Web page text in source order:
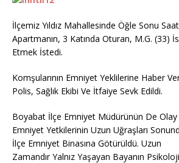
İlçemiz Yıldız Mahallesinde Öğle Sonu
Apartmanın, 3 Katında Oturan, M.G. (33)
Etmek İstedi.
Komşularının Emniyet Yeklilerine Haber
Polis, Sağlık Ekibi Ve İtfaiye Sevk Edildi.
Boyabat İlçe Emniyet Müdürünün De Olay
Emniyet Yetkilerinin Uzun Uğraşları
İlçe Emniyet Binasına Götürüldü. Uzun
Zamandır Yalnız Yaşayan Bayanın